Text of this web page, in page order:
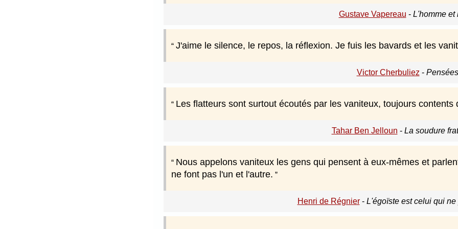
Gustave Vapereau - L'homme et
J'aime le silence, le repos, la réflexion. Je fuis les bavards et les
Victor Cherbuliez -
Les flatteurs sont surtout écoutés par les vaniteux, toujours contents
Tahar Ben Jelloun - La soudure
Nous appelons vaniteux les gens qui pensent à eux-mêmes et
ne font pas l'un et l'autre.
Henri de Régnier- L'égoïste est celui qui